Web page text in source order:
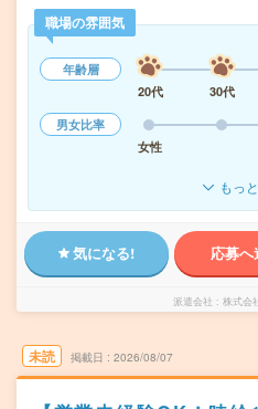
職場の雰囲気
年齢層
20代
30代
男女比率
女性
もっ
気になる! 応募へ
派遣会社 株式会
未読 掲載日 2026/08/07